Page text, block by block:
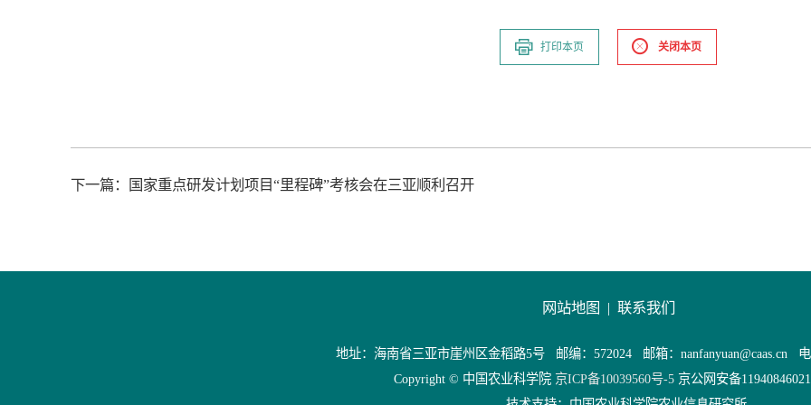
打印本页 关闭本页
下一篇： 国家重点研发计划项目“里程碑”考核会在三亚顺利召开
网站地图 | 联系我们
地址：海南省三亚市崖州区金稻路5号 邮编：572024 邮箱：nanfanyuan@caas.cn 电
Copyright © 中国农业科学院 京ICP备10039560号-5京公网安备